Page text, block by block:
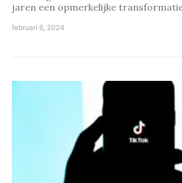
jaren een opmerkelijke
februari 6, 2024